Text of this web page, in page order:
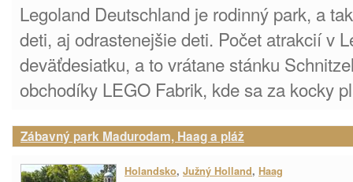
Legoland Deutschland je rodinný park, a
deti, aj odrastenejšie deti. Počet atrakcií v
deväťdesiatku, a to vrátane stánku
obchodíky LEGO Fabrik, kde sa za kocky
Zábavný park Madurodam, Haag a pláž
Holandsko, Južný Holland, Haag